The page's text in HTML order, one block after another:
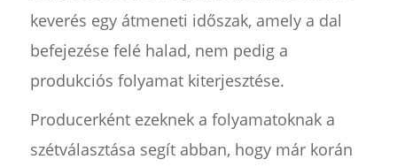
keverés egy átmeneti időszak, amely a dal
befejezése felé halad, nem pedig a
produkciós folyamat kiterjesztése.
Producerként ezeknek a folyamatoknak a
szétválasztása segít abban, hogy már korán